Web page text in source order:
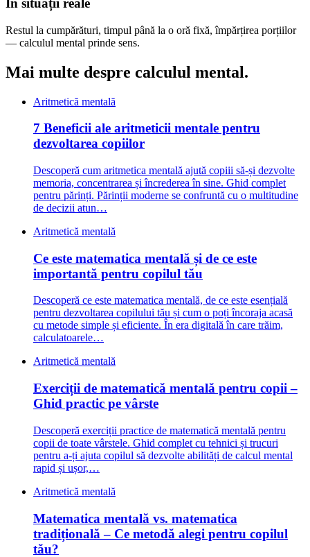
În situații reale
Restul la cumpărături, timpul până la o oră fixă, împărțirea porțiilor
— calculul mental prinde sens.
Mai multe despre calculul mental.
Aritmetică mentală
7 Beneficii ale aritmeticii mentale pentru
dezvoltarea copiilor
Descoperă cum aritmetica mentală ajută copiii să-și dezvolte
memoria, concentrarea și încrederea în sine. Ghid complet
pentru părinți. Părinții moderne se confruntă cu o multitudine
de decizii atun…
Aritmetică mentală
Ce este matematica mentală și de ce este
importantă pentru copilul tău
Descoperă ce este matematica mentală, de ce este esențială
pentru dezvoltarea copilului tău și cum o poți încoraja acasă
cu metode simple și eficiente. În era digitală în care trăim,
calculatoarele…
Aritmetică mentală
Exerciții de matematică mentală pentru copii –
Ghid practic pe vârste
Descoperă exerciții practice de matematică mentală pentru
copii de toate vârstele. Ghid complet cu tehnici și trucuri
pentru a-ți ajuta copilul să dezvolte abilități de calcul mental
rapid și ușor,…
Aritmetică mentală
Matematica mentală vs. matematica
tradițională – Ce metodă alegi pentru copilul
tău?